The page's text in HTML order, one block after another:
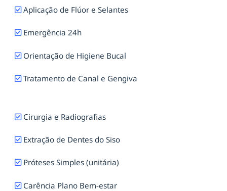
Aplicação de Flúor e Selantes
Emergência 24h
Orientação de Higiene Bucal
Tratamento de Canal e Gengiva
Cirurgia e Radiografias
Extração de Dentes do Siso
Próteses Simples (unitária)
Carência Plano Bem-estar